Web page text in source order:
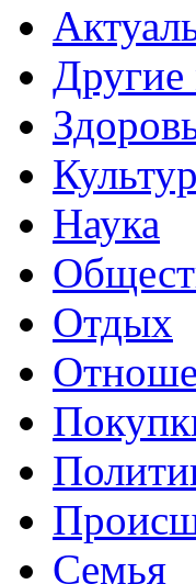
Другие
Наука
Отдых
Семья